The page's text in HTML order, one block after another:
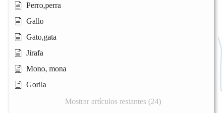
Perro,perra
Gallo
Gato,gata
Jirafa
Mono, mona
Gorila
Mostrar artículos restantes (24)